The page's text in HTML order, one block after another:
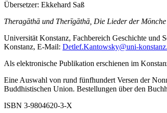
Übersetzer: Ekkehard Saß
Theragāthā und Therīgāthā, Die Lieder der
Universität Konstanz, Fachbereich Geschichte und
Konstanz, E-Mail: Detlef.Kantowsky@uni-
Als elektronische Publikation erschienen im
Eine Auswahl von rund fünfhundert Versen der
Buddhistischen Union. Bestellungen über den
ISBN 3-9804620-3-X